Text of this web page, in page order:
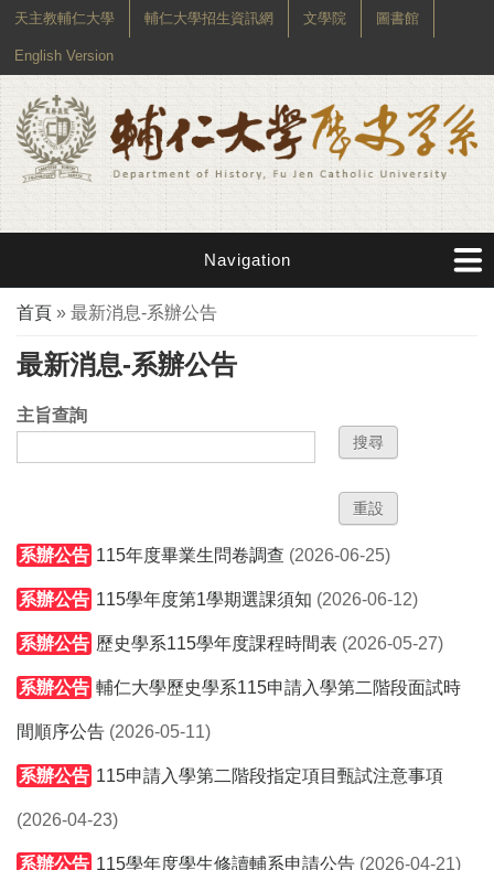
天主教輔仁大學 輔仁大學招生資訊網 文學院 圖書館
English Version
Navigation
您在這裡
首頁 » 最新消息-系辦公告
最新消息-系辦公告
主旨查詢
系辦公告 115年度畢業生問卷調查 (2026-06-25)
系辦公告 115學年度第1學期選課須知 (2026-06-12)
系辦公告 歷史學系115學年度課程時間表 (2026-05-27)
系辦公告 輔仁大學歷史學系115申請入學第二階段面試時
間順序公告 (2026-05-11)
系辦公告 115申請入學第二階段指定項目甄試注意事項
(2026-04-23)
系辦公告 115學年度學生修讀輔系申請公告 (2026-04-21)